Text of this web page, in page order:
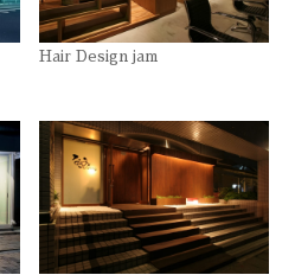
Hair Design jam